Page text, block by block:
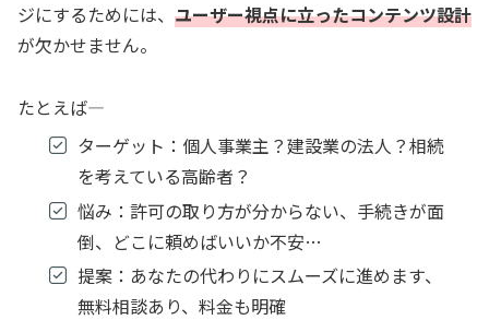
ジにするためには、 ユーザー視点に立ったコンテンツ設計
が欠かせません。
たとえば―
ターゲット：個人事業主？建設業の法人？相続
を考えている高齢者？
悩み：許可の取り方が分からない、手続きが面
倒、どこに頼めばいいか不安…
提案：あなたの代わりにスムーズに進めます、
無料相談あり、料金も明確